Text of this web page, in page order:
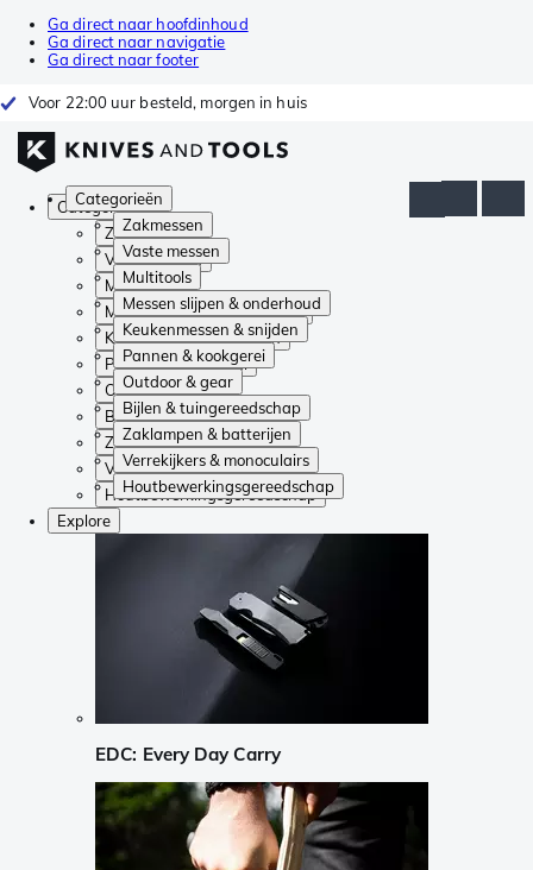
Ga direct naar hoofdinhoud
Ga direct naar navigatie
Ga direct naar footer
Voor 22:00 uur besteld, morgen in huis
Categorieën
Zakmessen
Vaste messen
Multitools
Messen slijpen & onderhoud
Keukenmessen & snijden
Pannen & kookgerei
Outdoor & gear
Bijlen & tuingereedschap
Zaklampen & batterijen
Verrekijkers & monoculairs
Houtbewerkingsgereedschap
Categorieën
Zakmessen
Vaste messen
Multitools
Messen slijpen & onderhoud
Keukenmessen & snijden
Pannen & kookgerei
Outdoor & gear
Bijlen & tuingereedschap
Zaklampen & batterijen
Verrekijkers & monoculairs
Houtbewerkingsgereedschap
Explore
EDC: Every Day Carry